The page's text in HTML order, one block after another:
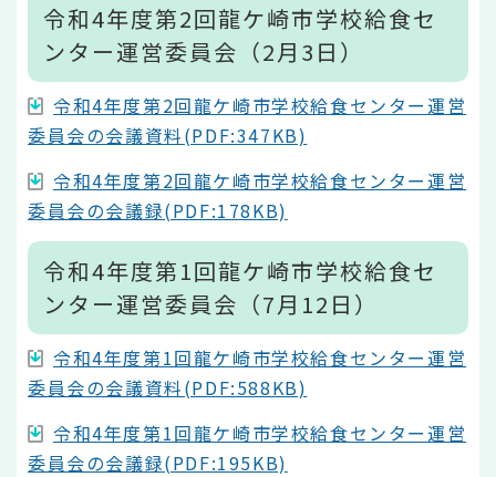
令和4年度第2回龍ケ崎市学校給食セ
ンター運営委員会（2月3日）
令和4年度第2回龍ケ崎市学校給食センター運営
委員会の会議資料(PDF:347KB)
令和4年度第2回龍ケ崎市学校給食センター運営
委員会の会議録(PDF:178KB)
令和4年度第1回龍ケ崎市学校給食セ
ンター運営委員会（7月12日）
令和4年度第1回龍ケ崎市学校給食センター運営
委員会の会議資料(PDF:588KB)
令和4年度第1回龍ケ崎市学校給食センター運営
委員会の会議録(PDF:195KB)